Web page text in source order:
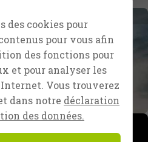
des cookies pour
pour vous afin
des fonctions pour
et pour analyser les
Vous trouverez
dans notre déclaration
des données.